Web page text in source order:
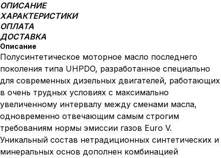
ОПИСАНИЕ
ХАРАКТЕРИСТИКИ
ОПЛАТА
ДОСТАВКА
Описание
Полусинтетическое моторное масло последнего
поколения типа UHPDO, разработанное специально
для современных дизельных двигателей, работающих
в очень трудных условиях с максимально
увеличенному интервалу между сменами масла,
одновременно отвечающим самым строгим
требованиям нормы эмиссии газов Euro V.
Уникальный состав нетрадиционных синтетических и
минеральных основ дополнен комбинацией